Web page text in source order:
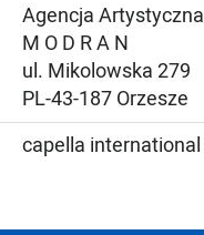
Agencja Artystyczna
M O D R A N
ul. Mikolowska 279
PL-43-187 Orzesze
capella international